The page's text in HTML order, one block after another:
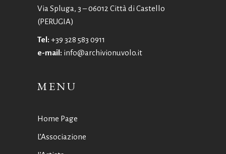
Via Spluga, 3 – 06012 Città di Castello
(PERUGIA)
Tel: +39 328 583 0911
e-mail: info@archivionuvolo.it
MENU
Home Page
L’Associazione